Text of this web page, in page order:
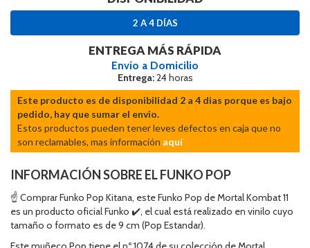
2 A 4 DÍAS
ENTREGA MÁS RÁPIDA
Envío a Domicilio
Entrega:24 horas
Este producto es de disponibilidad 2 a 4 dias porque es bajo
pedido, hay que sumar el envio.
Estos productos pueden tener leves defectos en caja que no
son reclamables, mas información aquí
INFORMACIÓN SOBRE EL FUNKO POP
☝ Comprar Funko Pop Kitana, este Funko Pop de Mortal Kombat 11
es un producto oficial Funko ✔️, el cual está realizado en vinilo cuyo
tamaño o formato es de 9 cm (Pop Estandar).